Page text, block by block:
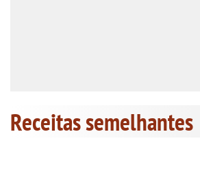
Receitas semelhantes